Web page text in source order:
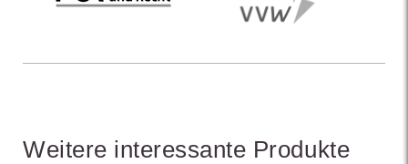
Weitere interessante Produkte